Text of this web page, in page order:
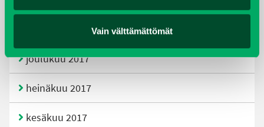
Vain välttämättömät
tammikuu 2018
joulukuu 2017
heinäkuu 2017
kesäkuu 2017